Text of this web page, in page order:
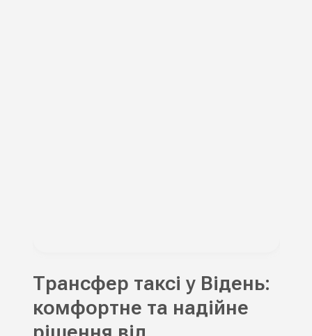
Трансфер таксі у Відень:
комфортне та надійне